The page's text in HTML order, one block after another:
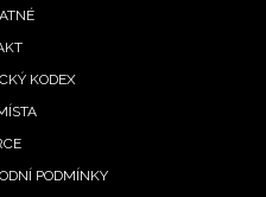
k organizaci a
zajímavé a exkluzivní
Pokud souhlasíte se
KODEX
PODMÍNKY